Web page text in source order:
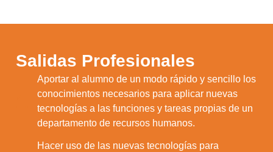
Salidas Profesionales
Aportar al alumno de un modo rápido y sencillo los
conocimientos necesarios para aplicar nuevas
tecnologías a las funciones y tareas propias de un
departamento de recursos humanos.
Hacer uso de las nuevas tecnologías para